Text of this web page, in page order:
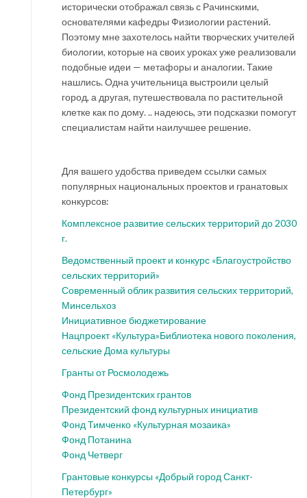
исторически отображал связь с Рачинскими,
основателями кафедры Физиологии растений.
Поэтому мне захотелось найти творческих учителей
биологии, которые на своих уроках уже реализовали
подобные идеи — метафоры и аналогии. Такие
нашлись. Одна учительница выстроили целый
город, а другая, путешествовала по растительной
клетке как по дому. .. надеюсь, эти подсказки помогут
специалистам найти наилучшее решение.
Для вашего удобства приведем ссылки самых
популярных национальных проектов и гранатовых
конкурсов:
Комплексное развитие сельских территорий до 2030
г.
Ведомственный проект и конкурс «Благоустройство
сельских территорий»
Современный облик развития сельских территорий,
Минсельхоз
Инициативное бюджетирование
Нацпроект «Культура»Библиотека нового поколения,
сельские Дома культуры
Гранты от Росмолодежь
Фонд Президентских грантов
Президентский фонд культурных инициатив
Фонд Тимченко «Культурная мозаика»
Фонд Потанина
Фонд Четверг
Грантовые конкурсы «Добрый город Санкт-
Петербург»